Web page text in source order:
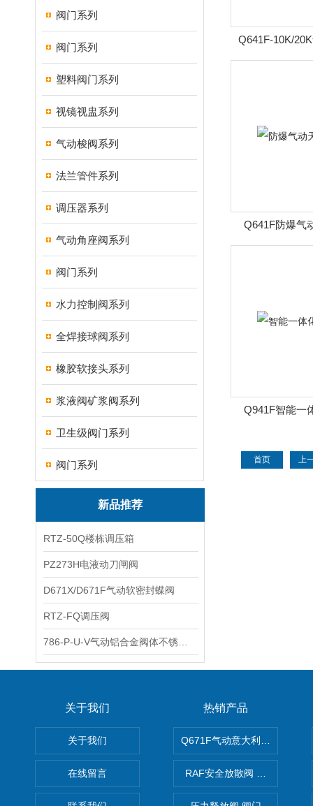
阀门系列
阀门系列
塑料阀门系列
视镜视盅系列
气动梭阀系列
法兰管件系列
调压器系列
气动角座阀系列
阀门系列
水力控制阀系列
全焊接球阀系列
橡胶软接头系列
浆液阀矿浆阀系列
卫生级阀门系列
阀门系列
新品推荐
RTZ-50Q楼栋调压箱
PZ273H电液动刀闸阀
D671X/D671F气动软密封蝶阀
RTZ-FQ调压阀
Q641F-10K/
Q641F防爆气
Q941F智能一
首页 上
关于我们
关于我们
在线留言
热销产品
Q671F气动意大利式薄型球阀
RAF安全放散阀 阀生产